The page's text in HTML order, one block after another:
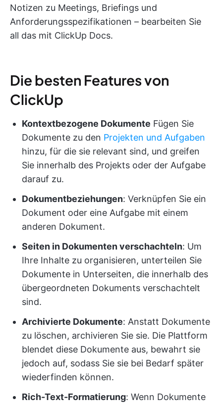
Notizen zu Meetings, Briefings und
Anforderungsspezifikationen – bearbeiten Sie
all das mit ClickUp Docs.
Die besten Features von
ClickUp
Kontextbezogene Dokumente Fügen Sie
Dokumente zu den Projekten und Aufgaben
hinzu, für die sie relevant sind, und greifen
Sie innerhalb des Projekts oder der Aufgabe
darauf zu.
Dokumentbeziehungen: Verknüpfen Sie ein
Dokument oder eine Aufgabe mit einem
anderen Dokument.
Seiten in Dokumenten verschachteln: Um
Ihre Inhalte zu organisieren, unterteilen Sie
Dokumente in Unterseiten, die innerhalb des
übergeordneten Dokuments verschachtelt
sind.
Archivierte Dokumente: Anstatt Dokumente
zu löschen, archivieren Sie sie. Die Plattform
blendet diese Dokumente aus, bewahrt sie
jedoch auf, sodass Sie sie bei Bedarf später
wiederfinden können.
Rich-Text-Formatierung: Wenn Dokumente